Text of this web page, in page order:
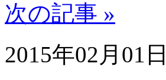
次の記事 »
2015年02月01日